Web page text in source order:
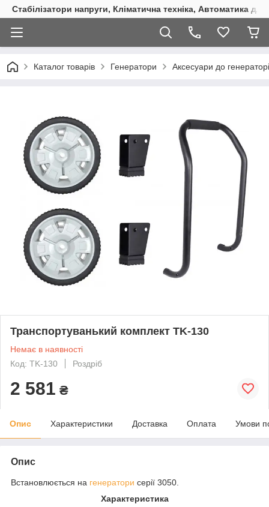
Стабілізатори напруги, Кліматична техніка, Автоматика
Каталог товарів Генератори Аксесуари до
Транспортуванький комплект TK-130
Немає в наявності
Код: TK-130
Роздріб
2 581 ₴
Опис Характеристики Доставка Оплата Умови
Опис
Встановлюється на генератори серії 3050.
Характеристика